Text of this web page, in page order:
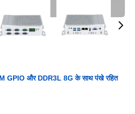
GPIO और DDR3L 8G के साथ पंखे रहित